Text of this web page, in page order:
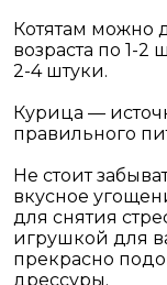
Котятам можно
возраста по 1-
2-4 штуки.
Курица —
правильного
Не стоит
вкусное
для снятия
игрушкой для
прекрасно
дрессуры.